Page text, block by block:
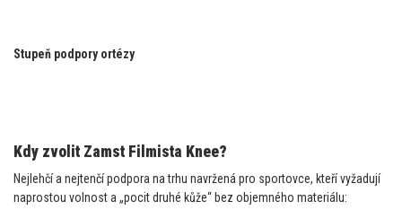
Stupeň podpory ortézy
Kdy zvolit Zamst Filmista Knee?
Nejlehčí a nejtenčí podpora na trhu navržená pro sportovce, kteří vyžadují
naprostou volnost a „pocit druhé kůže“ bez objemného materiálu: